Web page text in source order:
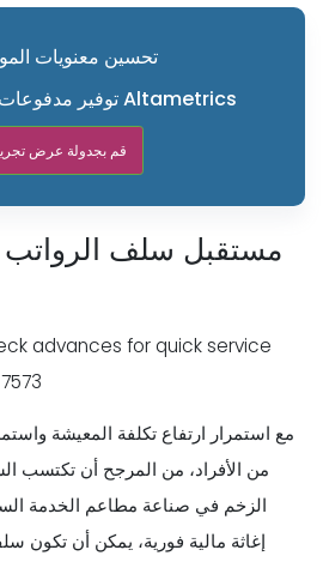
تحسين معنويات
توفير مدفوعات دقيقة باستخدام Altametrics
قم بجدولة عرض
مستقبل سلف
مع استمرار ارتفاع تكلفة المعيشة
من الأفراد، من المرجح أن تكتسب
الزخم في صناعة مطاعم الخدمة
إغاثة مالية فورية، يمكن أن تكون